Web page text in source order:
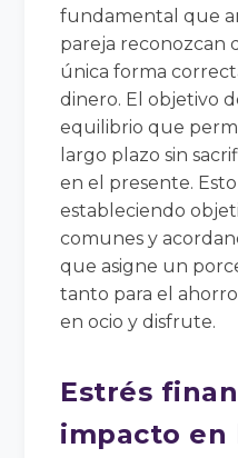
fundamental que
pareja reconozcan
única forma
dinero. El objetivo
equilibrio que
largo plazo sin
en el presente.
estableciendo
comunes y
que asigne un
tanto para el
en ocio y disfrute.
Estrés
impacto en